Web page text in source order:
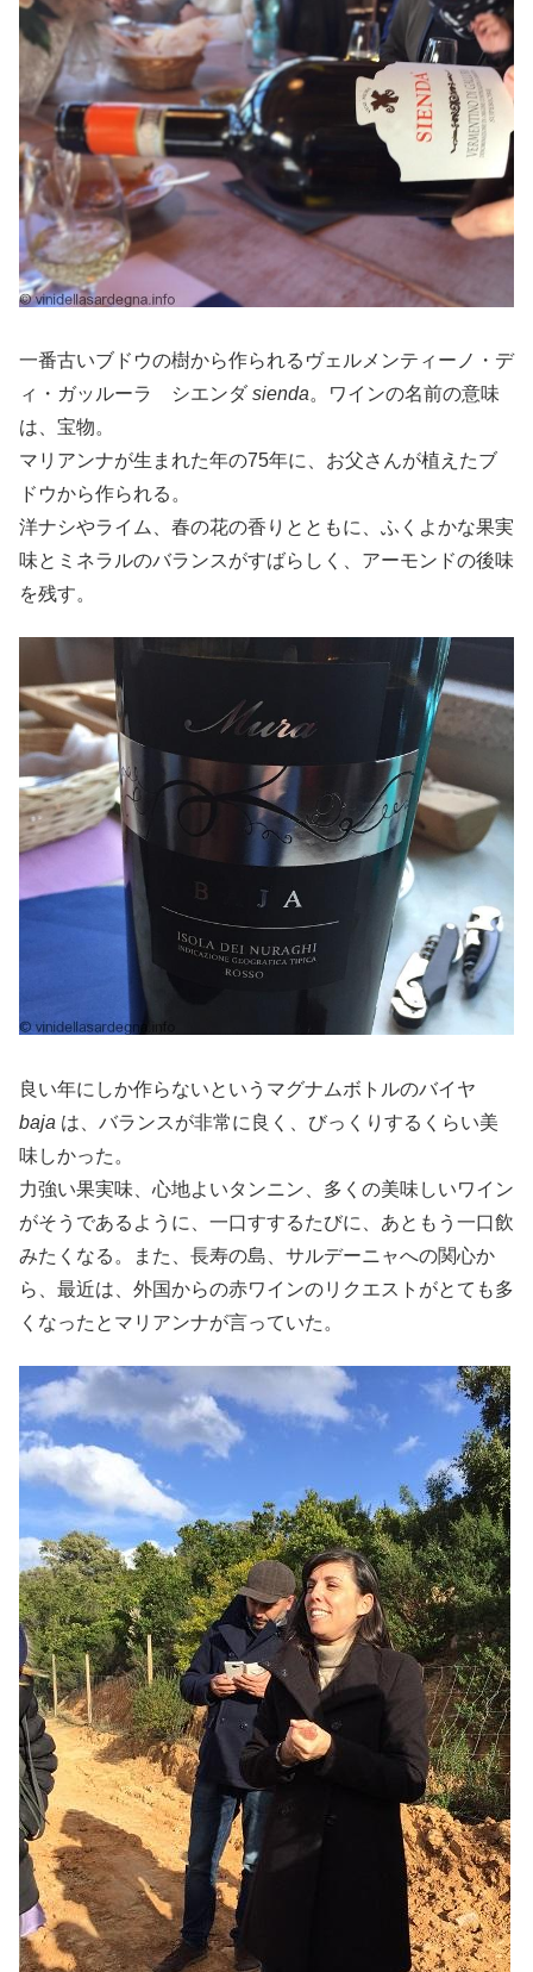
一番古いブドウの樹から作られるヴェルメンティーノ・デ
ィ・ガッルーラ シエンダsienda。ワインの名前の意味
は、宝物。
マリアンナが生まれた年の75年に、お父さんが植えたブ
ドウから作られる。
洋ナシやライム、春の花の香りとともに、ふくよかな果実
味とミネラルのバランスがすばらしく、アーモンドの後味
を残す。
良い年にしか作らないというマグナムボトルのバイヤ
baja は、バランスが非常に良く、びっくりするくらい美
味しかった。
力強い果実味、心地よいタンニン、多くの美味しいワイン
がそうであるように、一口すするたびに、あともう一口飲
みたくなる。また、長寿の島、サルデーニャへの関心か
ら、最近は、外国からの赤ワインのリクエストがとても多
くなったとマリアンナが言っていた。